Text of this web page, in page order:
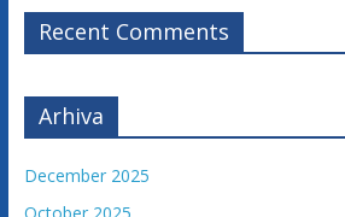
l
a
F
e
Recent Comments
Arhiva
December 2025